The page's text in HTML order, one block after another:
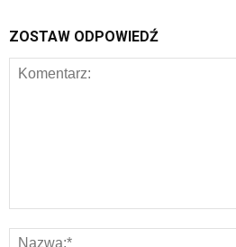
ZOSTAW ODPOWIEDŹ